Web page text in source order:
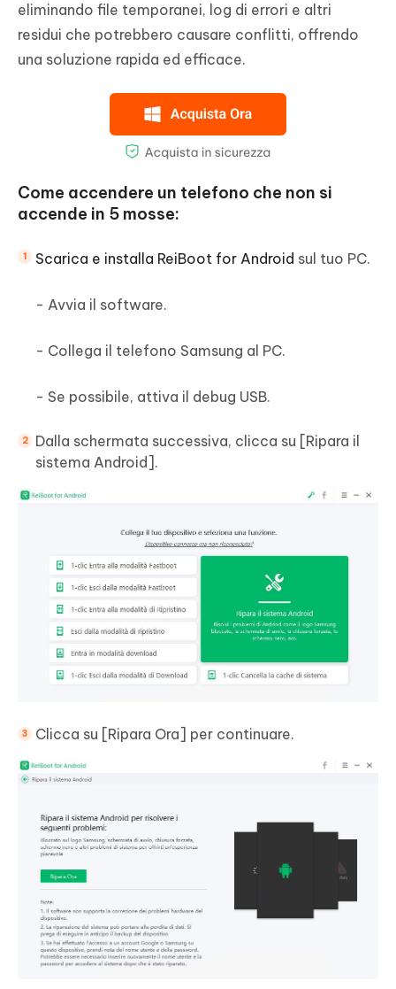
eliminando file temporanei, log di errori e altri
residui che potrebbero causare conflitti, offrendo
una soluzione rapida ed efficace.
Come accendere un telefono che non si
accende in 5 mosse:
Scarica e installa ReiBoot for Android sul tuo PC.
- Avvia il software.
- Collega il telefono Samsung al PC.
- Se possibile, attiva il debug USB.
Dalla schermata successiva, clicca su [Ripara il
sistema Android].
Clicca su [Ripara Ora] per continuare.